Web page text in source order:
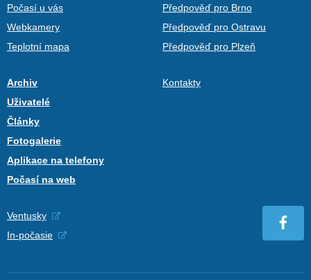
Počasí u vás
Webkamery
Teplotní mapa
Předpověď pro Brno
Předpověď pro Ostravu
Předpověď pro Plzeň
Archiv
Uživatelé
Články
Fotogalerie
Aplikace na telefony
Počasí na web
Kontakty
Ventusky
In-počasie